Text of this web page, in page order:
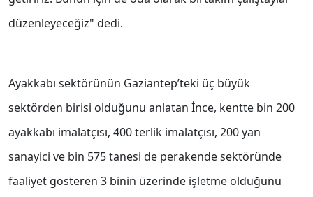
düzenleyeceğiz" dedi.
Ayakkabı sektörünün Gaziantep’teki üç büyük
sektörden birisi olduğunu anlatan İnce, kentte bin 200
ayakkabı imalatçısı, 400 terlik imalatçısı, 200 yan
sanayici ve bin 575 tanesi de perakende sektöründe
faaliyet gösteren 3 binin üzerinde işletme olduğunu